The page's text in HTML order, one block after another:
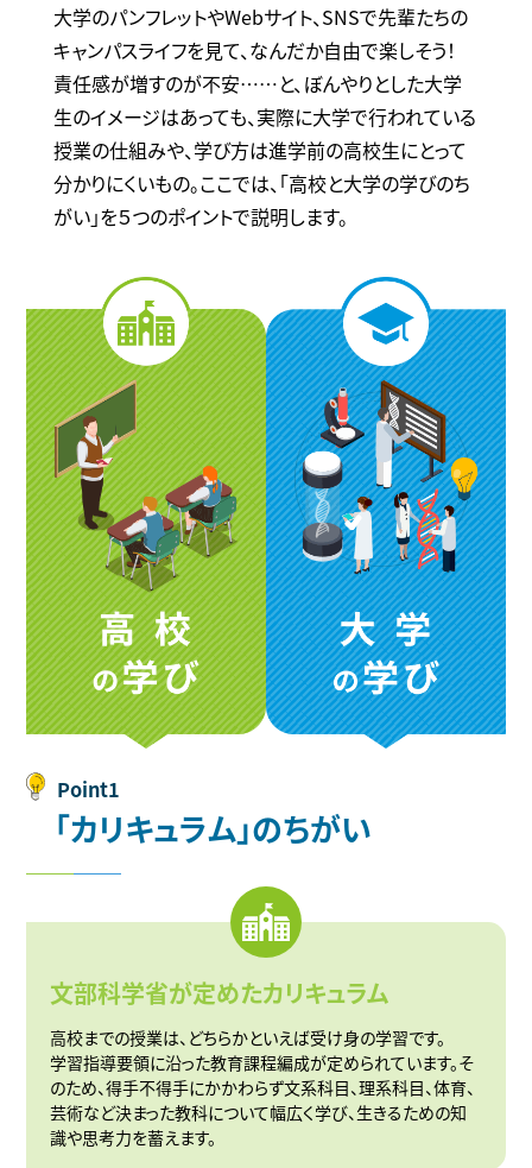
大学のパンフレットやWebサイト、SNSで先輩たちの
キャンパスライフを見て、なんだか自由で楽しそう！
責任感が増すのが不安……と、ぼんやりとした大学
生のイメージはあっても、実際に大学で行われている
授業の仕組みや、学び方は進学前の高校生にとって
分かりにくいもの。ここでは、「高校と大学の学びのち
がい」を５つのポイントで説明します。
Point1
「カリキュラム」のちがい
文部科学省が定めたカリキュラム
高校までの授業は、どちらかといえば受け身の学習です。
学習指導要領に沿った教育課程編成が定められています。そ
のため、得手不得手にかかわらず文系科目、理系科目、体育、
芸術など決まった教科について幅広く学び、生きるための知
識や思考力を蓄えます。